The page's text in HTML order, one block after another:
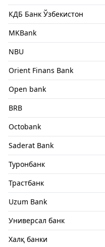
КДБ Банк Ўзбекистон
MKBank
NBU
Orient Finans Bank
Open bank
BRB
Octobank
Saderat Bank
Туронбанк
Трастбанк
Uzum Bank
Универсал банк
Халқ банки